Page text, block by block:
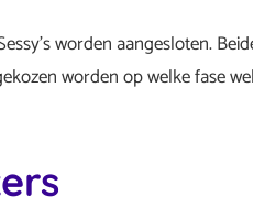
worden aangesloten.
worden op welke fase